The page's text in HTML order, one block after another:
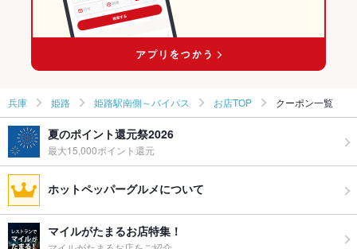
兵庫 姫路 姫路駅南側～バイパス お店TOP クーポン一覧
夏のポイント還元祭2026
最大15,000ポイント還元
ホットペッパーグルメについて
マイルがたまるお店特集！